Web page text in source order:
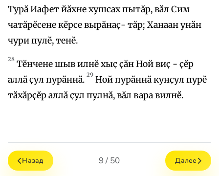
Турӑ Иафет йӑхне хушсах пытӑр, вӑл Сим
чатӑрӗсене кӗрсе вырӑнаҫ- тӑр; Ханаан унӑн
чури пулӗ, тенӗ.
28 Тӗнчене шыв илнӗ хыҫ ҫӑн Ной виҫ - ҫӗр
аллӑ ҫул пурӑннӑ. 29 Ной пурӑннӑ кунҫул пурӗ
тӑхӑрҫӗр аллӑ ҫул пулнӑ, вӑл вара вилнӗ.
Назад 9 / 50 Далее